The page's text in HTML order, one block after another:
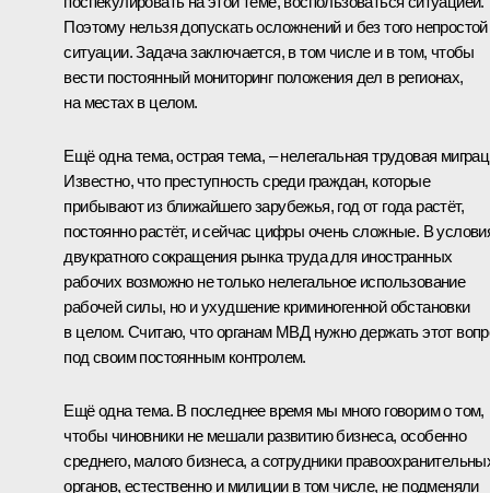
Поэтому нельзя допускать осложнений и без того непростой
ситуации. Задача заключается, в том числе и в том, чтобы
вести постоянный мониторинг положения дел в регионах,
на местах в целом.
Ещё одна тема, острая тема, – нелегальная трудовая
Известно, что преступность среди граждан, которые
прибывают из ближайшего зарубежья, год от года растёт,
постоянно растёт, и сейчас цифры очень сложные. В
двукратного сокращения рынка труда для иностранных
рабочих возможно не только нелегальное использование
рабочей силы, но и ухудшение криминогенной обстановки
в целом. Считаю, что органам МВД нужно держать этот
под своим постоянным контролем.
Ещё одна тема. В последнее время мы много говорим о том,
чтобы чиновники не мешали развитию бизнеса, особенно
среднего, малого бизнеса, а сотрудники
органов, естественно и милиции в том числе, не подменяли